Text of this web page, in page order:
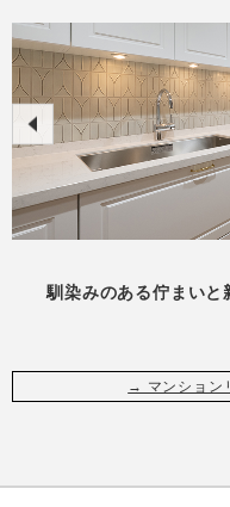
馴染みのある佇まいと
→ マンション